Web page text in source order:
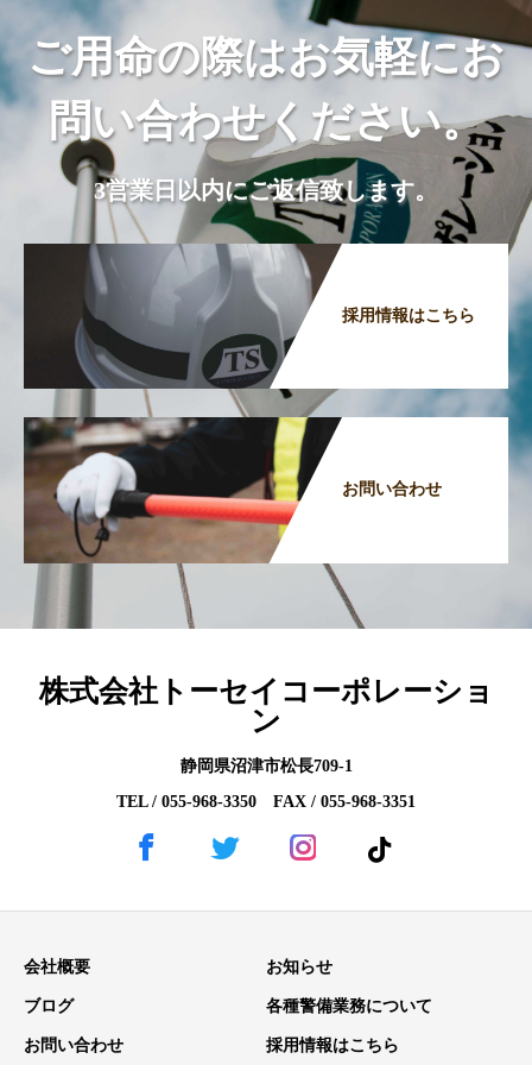
ご用命の際はお気軽にお
問い合わせください。
3営業日以内にご返信致します。
採用情報はこちら
お問い合わせ
株式会社トーセイコーポレーショ
ン
静岡県沼津市松長709-1
TEL / 055-968-3350 FAX / 055-968-3351
会社概要 お知らせ
ブログ 各種警備業務について
お問い合わせ 採用情報はこちら